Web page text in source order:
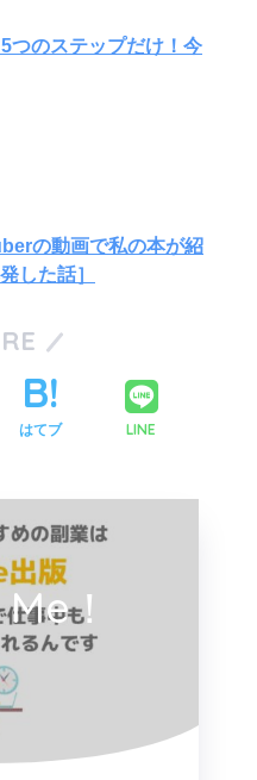
つのステップだけ！今
の動画で私の本が紹
した話］
はてブ LINE
！